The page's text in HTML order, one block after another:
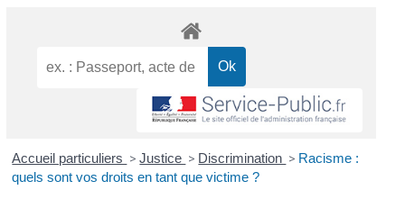
Accueil particuliers > Justice > Discrimination > Racisme :
quels sont vos droits en tant que victime ?